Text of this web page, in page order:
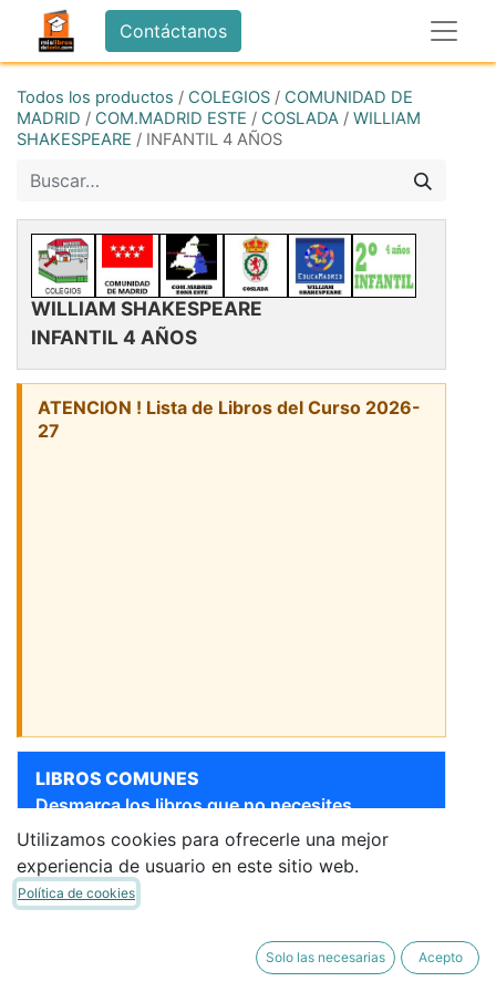
Contáctanos
Todos los productos / COLEGIOS / COMUNIDAD DE
MADRID / COM.MADRID ESTE / COSLADA / WILLIAM
SHAKESPEARE / INFANTIL 4 AÑOS
WILLIAM SHAKESPEARE
INFANTIL 4 AÑOS
ATENCION ! Lista de Libros del Curso 2026-
27
LIBROS COMUNES
Desmarca los libros que no necesites.
[9788420588445] TINY
Sigue bajando para ver más libros
Utilizamos cookies para ofrecerle una mejor
experiencia de usuario en este sitio web.
Política de cookies
Solo las necesarias Acepto